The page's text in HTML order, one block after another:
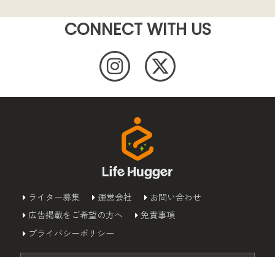
CONNECT WITH US
ライター募集 運営会社
お問い合わせ
広告掲載をご希望の方へ
免責事項
プライバシーポリシー